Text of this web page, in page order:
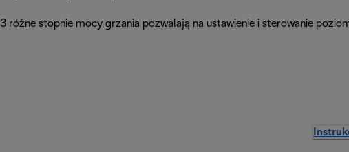
3 różne stopnie mocy grzania pozwalają na ustawienie i sterowanie